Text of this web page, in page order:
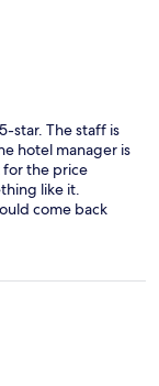
star. The staff is
hotel manager is
for the price
like it.
come back